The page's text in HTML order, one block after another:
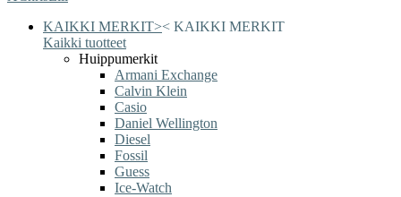
KAIKKI MERKIT>< KAIKKI MERKIT
Kaikki tuotteet
Huippumerkit
Armani Exchange
Calvin Klein
Casio
Daniel Wellington
Diesel
Fossil
Guess
Ice-Watch